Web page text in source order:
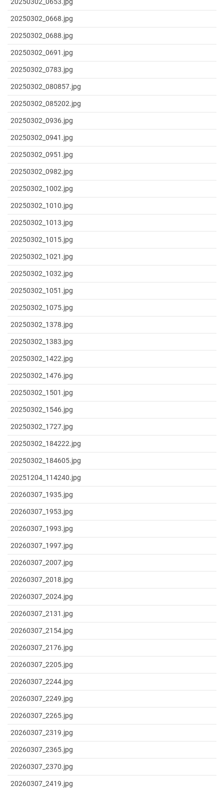
20250302_0653.jpg
20250302_0668.jpg
20250302_0688.jpg
20250302_0691.jpg
20250302_0783.jpg
20250302_080857.jpg
20250302_085202.jpg
20250302_0936.jpg
20250302_0941.jpg
20250302_0951.jpg
20250302_0982.jpg
20250302_1002.jpg
20250302_1010.jpg
20250302_1013.jpg
20250302_1015.jpg
20250302_1021.jpg
20250302_1032.jpg
20250302_1051.jpg
20250302_1075.jpg
20250302_1378.jpg
20250302_1383.jpg
20250302_1422.jpg
20250302_1476.jpg
20250302_1501.jpg
20250302_1546.jpg
20250302_1727.jpg
20250302_184222.jpg
20250302_184605.jpg
20251204_114240.jpg
20260307_1935.jpg
20260307_1953.jpg
20260307_1993.jpg
20260307_1997.jpg
20260307_2007.jpg
20260307_2018.jpg
20260307_2024.jpg
20260307_2131.jpg
20260307_2154.jpg
20260307_2176.jpg
20260307_2205.jpg
20260307_2244.jpg
20260307_2249.jpg
20260307_2265.jpg
20260307_2319.jpg
20260307_2365.jpg
20260307_2370.jpg
20260307_2419.jpg